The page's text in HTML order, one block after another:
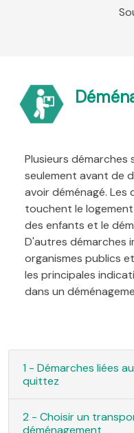
Plusieurs démarches
seulement avant de
avoir déménagé. Les
touchent le
des enfants et le
D'autres démarches
organismes publics
les principales
dans un
1 - Démarches liées
quittez
2 - Choisir un
déménagement